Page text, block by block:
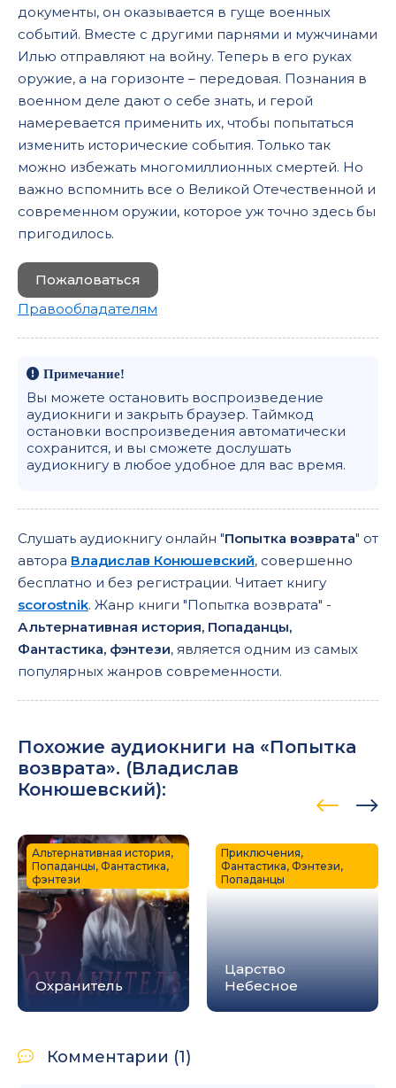
документы, он оказывается в гуще военных
событий. Вместе с другими парнями и мужчинами
Илью отправляют на войну. Теперь в его руках
оружие, а на горизонте – передовая. Познания в
военном деле дают о себе знать, и герой
намеревается применить их, чтобы попытаться
изменить исторические события. Только так
можно избежать многомиллионных смертей. Но
важно вспомнить все о Великой Отечественной и
современном оружии, которое уж точно здесь бы
пригодилось.
Пожаловаться
Правообладателям
Примечание!
Вы можете остановить воспроизведение
аудиокниги и закрыть браузер. Таймкод
остановки воспроизведения автоматически
сохранится, и вы сможете дослушать
аудиокнигу в любое удобное для вас время.
Слушать аудиокнигу онлайн "Попытка возврата" от
автора Владислав Конюшевский, совершенно
бесплатно и без регистрации. Читает книгу
scorostnik. Жанр книги "Попытка возврата" -
Альтернативная история, Попаданцы,
Фантастика, фэнтези, является одним из самых
популярных жанров современности.
Похожие аудиокниги на «Попытка
возврата». (Владислав
Конюшевский):
Охранитель
Альтернативная история,
Попаданцы, Фантастика,
фэнтези
Царство
Небесное
Приключения,
Фантастика, Фэнтези,
Попаданцы
Комментарии (1)